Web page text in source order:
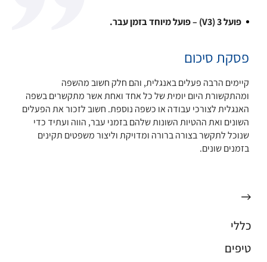
כללי
טיפים
פועל 3 (V3) – פועל מיוחד בזמן עבר.
פסקת סיכום
קיימים הרבה פעלים באנגלית, והם חלק חשוב מהשפה
ומהתקשורת היום יומית של כל אחד ואחת אשר מתקשרים בשפה
האנגלית לצורכי עבודה או כשפה נוספת. חשוב לזכור את הפעלים
השונים ואת ההטיות השונות שלהם בזמני עבר, הווה ועתיד כדי
שנוכל לתקשר בצורה ברורה ומדויקת וליצור משפטים תקינים
בזמנים שונים.